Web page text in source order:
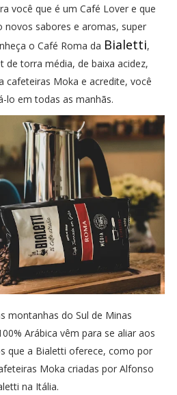
você que é um Café Lover e que
novos sabores e aromas, super
o Café Roma da Bialetti,
de torra média, de baixa acidez,
cafeteiras Moka e acredite, você
lo em todas as manhãs.
montanhas do Sul de Minas
Arábica vêm para se aliar aos
que a Bialetti oferece, como por
Moka criadas por Alfonso
na Itália.